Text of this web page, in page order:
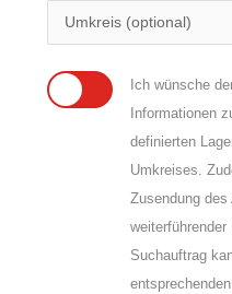
Ich wünsche
Informationen
definierten
Umkreises.
Zusendung
Suchauftrag